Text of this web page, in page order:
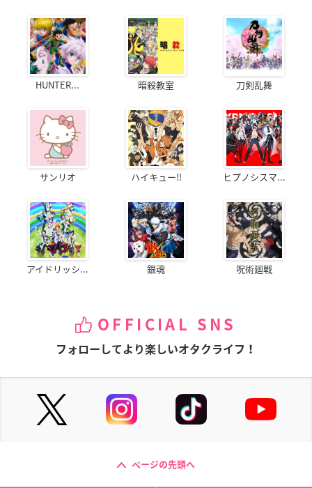
HUNTER... 暗殺教室 刀剣乱舞
サンリオ ハイキュー!! ヒプノシスマ...
アイドリッシ... 銀魂 呪術廻戦
OFFICIAL SNS
フォローしてより楽しいオタクライフ！
ページの先頭へ